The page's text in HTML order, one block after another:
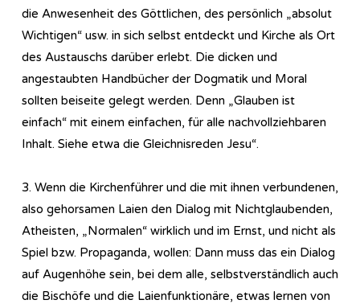
die Anwesenheit des Göttlichen, des persönlich „absolut
Wichtigen“ usw. in sich selbst entdeckt und Kirche als Ort
des Austauschs darüber erlebt. Die dicken und
angestaubten Handbücher der Dogmatik und Moral
sollten beiseite gelegt werden. Denn „Glauben ist
einfach“ mit einem einfachen, für alle nachvollziehbaren
Inhalt. Siehe etwa die Gleichnisreden Jesu“.
3. Wenn die Kirchenführer und die mit ihnen verbundenen,
also gehorsamen Laien den Dialog mit Nichtglaubenden,
Atheisten, „Normalen“ wirklich und im Ernst, und nicht als
Spiel bzw. Propaganda, wollen: Dann muss das ein Dialog
auf Augenhöhe sein, bei dem alle, selbstverständlich auch
die Bischöfe und die Laienfunktionäre, etwas lernen von